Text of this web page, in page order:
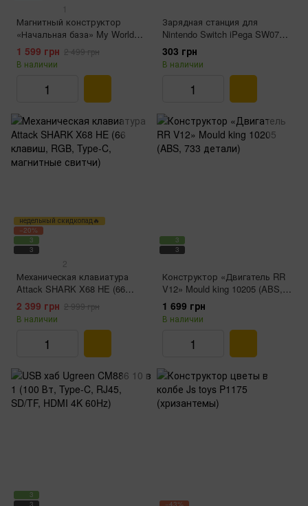
1
Магнитный конструктор
«Начальная база» My World
Minecraft (212 магнитных
блоков, T066)
1 599 грн 2 499 грн
В наличии
Зарядная станция для
Nintendo Switch iPega SW071
(USB, индикатор, 4 слота)
303 грн
В наличии
недельный скидкопад🔥
−20%
3
3
2
Механическая клавиатура
Attack SHARK X68 HE (66
клавиш, RGB, Type-C,
магнитные свитчи)
2 399 грн 2 999 грн
В наличии
3
3
Конструктор «Двигатель RR
V12» Mould king 10205 (ABS,
733 детали)
1 699 грн
В наличии
3
3
−43%